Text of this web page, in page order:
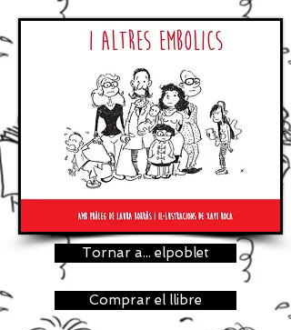
Tornar a... elpoblet
Comprar el llibre